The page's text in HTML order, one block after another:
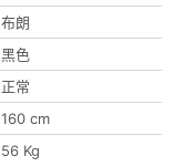
布朗
黑色
正常
160 cm
56 Kg